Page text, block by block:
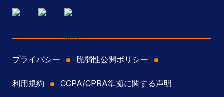
プライバシー 脆弱性公開ポリシー
利用規約 CCPA/CPRA準拠に関する声明